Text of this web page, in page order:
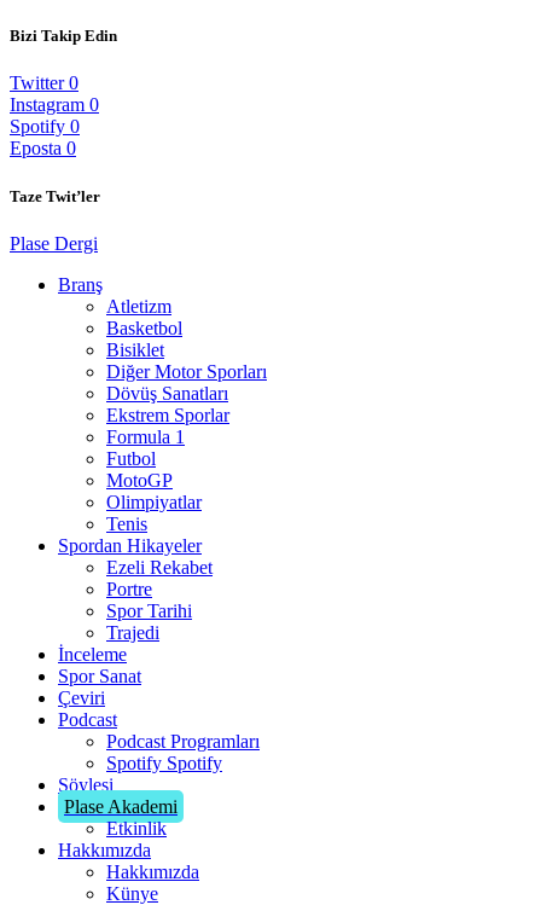
Bizi Takip Edin
Twitter 0
Instagram 0
Spotify 0
Eposta 0
Taze Twit’ler
Plase Dergi
Branş
Atletizm
Basketbol
Bisiklet
Diğer Motor Sporları
Dövüş Sanatları
Ekstrem Sporlar
Formula 1
Futbol
MotoGP
Olimpiyatlar
Tenis
Spordan Hikayeler
Ezeli Rekabet
Portre
Spor Tarihi
Trajedi
İnceleme
Spor Sanat
Çeviri
Podcast
Podcast Programları
Spotify Spotify
Söyleşi
Plase Akademi
Etkinlik
Hakkımızda
Hakkımızda
Künye